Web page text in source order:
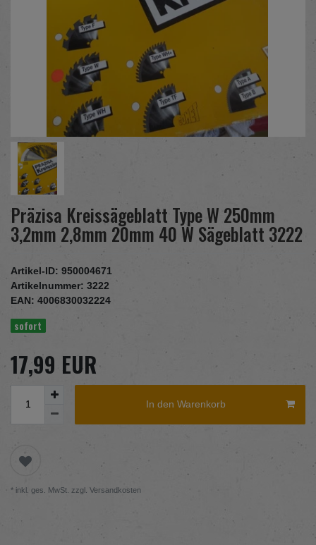
Präzisa Kreissägeblatt Type W 250mm
3,2mm 2,8mm 20mm 40 W Sägeblatt 3222
Artikel-ID: 950004671
Artikelnummer: 3222
EAN: 4006830032224
sofort
17,99 EUR
In den Warenkorb
* inkl. ges. MwSt. zzgl. Versandkosten